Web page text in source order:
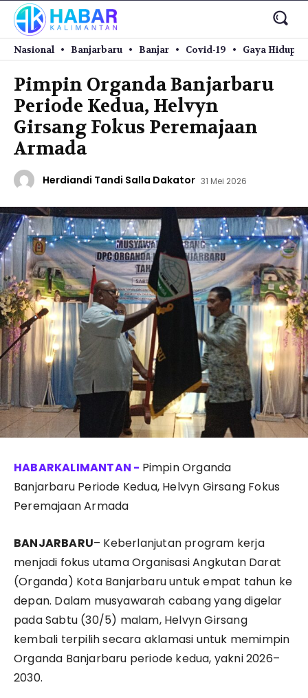
Nasional Banjarbaru Banjar Covid-19 Gaya Hidup
Pimpin Organda Banjarbaru
Periode Kedua, Helvyn
Girsang Fokus Peremajaan
Armada
Herdiandi Tandi Salla Dakator 31 Mei 2026
Pimpin Organda
Banjarbaru Periode Kedua, Helvyn Girsang Fokus
Peremajaan Armada
BANJARBARU– Keberlanjutan program kerja
menjadi fokus utama Organisasi Angkutan Darat
(Organda) Kota Banjarbaru untuk empat tahun ke
depan. Dalam musyawarah cabang yang digelar
pada Sabtu (30/5) malam, Helvyn Girsang
kembali terpilih secara aklamasi untuk memimpin
Organda Banjarbaru periode kedua, yakni 2026–
2030.